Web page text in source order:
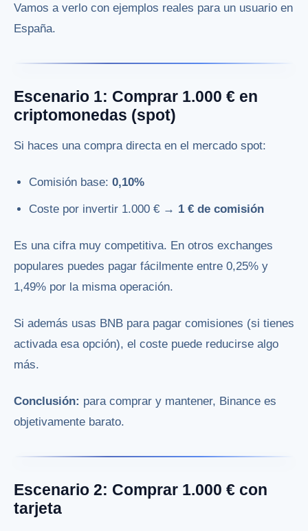
Vamos a verlo con ejemplos reales para un usuario en
España.
Escenario 1: Comprar 1.000 € en
criptomonedas (spot)
Si haces una compra directa en el mercado spot:
Comisión base:0,10%
Coste por invertir 1.000 € → 1 € de comisión
Es una cifra muy competitiva. En otros exchanges
populares puedes pagar fácilmente entre 0,25% y
1,49% por la misma operación.
Si además usas BNB para pagar comisiones (si tienes
activada esa opción), el coste puede reducirse algo
más.
Conclusión: para comprar y mantener, Binance es
objetivamente barato.
Escenario 2: Comprar 1.000 € con
tarjeta